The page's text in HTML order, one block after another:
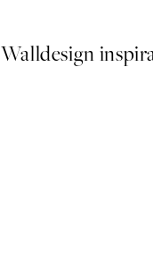
Walldesign